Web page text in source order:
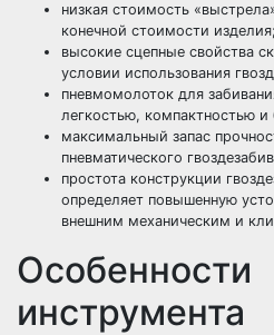
низкая стоимость
конечной стоимости изделия;
высокие сцепные свойства
условии использования
пневмомолоток для
легкостью, компактностью и
максимальный запас
пневматического
простота конструкции
определяет повышенную
внешним механическим и
Особенности
инструмента